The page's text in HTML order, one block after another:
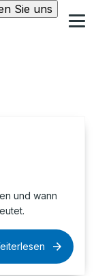
Sie uns
und wann